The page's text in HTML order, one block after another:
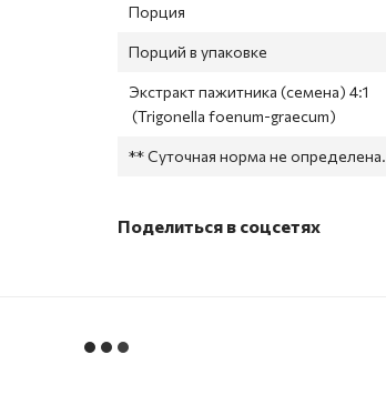
Порция
Порций в упаковке
Экстракт пажитника (семена) 4:1
(Trigonella foenum-graecum)
** Суточная норма не определена.
Поделиться в соцсетях